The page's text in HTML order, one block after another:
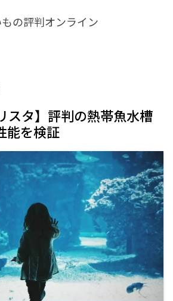
もの評判オンライン
スタ】評判の熱帯魚水槽
能を検証